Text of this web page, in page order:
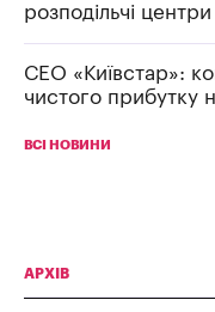
розподільчі
СЕО «Київстар»:
чистого прибутку
ВСІ НОВИНИ
АРХІВ